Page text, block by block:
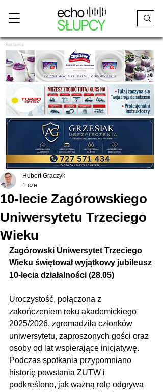
Reklama
10-lecie Zagórowskiego
Uniwersytetu Trzeciego
Wieku
Hubert Graczyk
1 cze
Zagórowski Uniwersytet Trzeciego
Wieku świętował wyjątkowy jubileusz
10-lecia działalności (28.05)
Uroczystość, połączona z
zakończeniem roku akademickiego
2025/2026, zgromadziła członków
uniwersytetu, zaproszonych gości oraz
osoby od lat wspierające inicjatywę.
Podczas spotkania przypomniano
historię powstania ZUTW i
podkreślono, jak ważną rolę odgrywa